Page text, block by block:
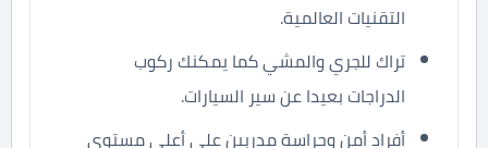
التقنيات العالمية.
تراك للجري والمشي كما يمكنك ركوب
الدراجات بعيدا عن سير السيارات.
أفراد أمن وحراسة مدربين على أعلى مستوى